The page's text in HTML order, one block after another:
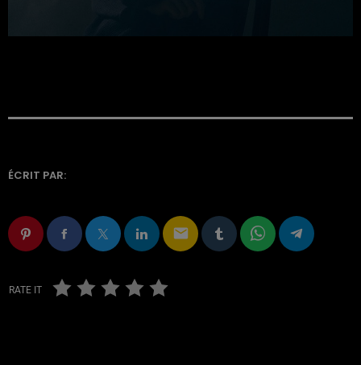
ÉCRIT PAR:
email
RATE IT